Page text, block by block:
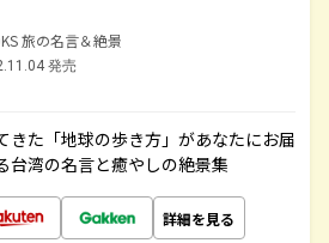
旅の名言＆絶景
発売
きた「地球の歩き方」があなたにお届
台湾の名言と癒やしの絶景集
詳細を見る